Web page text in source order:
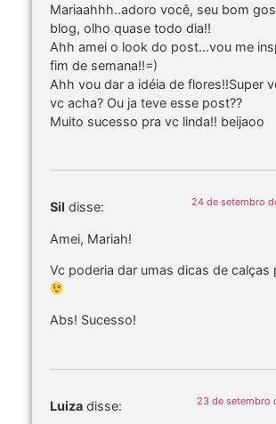
Mariaahhh..adoro você, seu bom
blog, olho quase todo dia!!
Ahh amei o look do post…vou me
fim de semana!!=)
Ahh vou dar a idéia de flores!!Super
vc acha? Ou ja teve esse post??
Muito sucesso pra vc linda!! beijaoo
Sil disse: 24 de setembro
Amei, Mariah!
Vc poderia dar umas dicas de calças
Abs! Sucesso!
Luiza disse: 23 de setembro